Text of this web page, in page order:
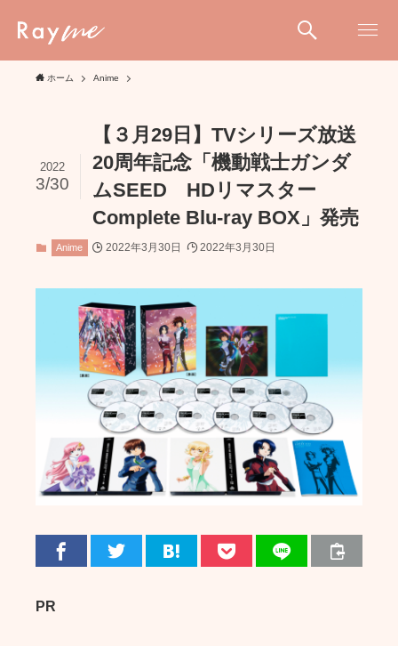
ホーム Anime
【３月29日】TVシリーズ放送
20周年記念「機動戦士ガンダ
ムSEED HDリマスター
Complete Blu-ray BOX」発売
2022
3/30
Anime 2022年3月30日 2022年3月30日
PR